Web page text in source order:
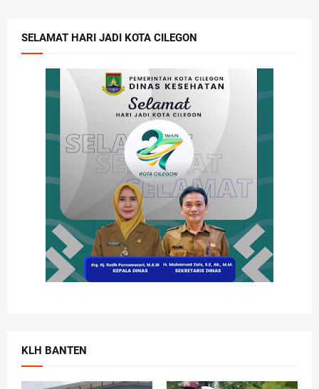
SELAMAT HARI JADI KOTA CILEGON
KLH BANTEN